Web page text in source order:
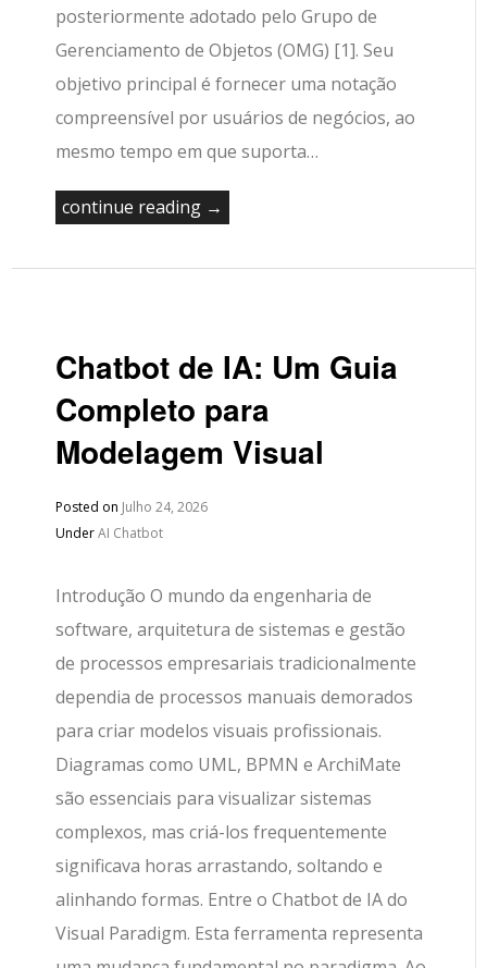
posteriormente adotado pelo Grupo de
Gerenciamento de Objetos (OMG) [1]. Seu
objetivo principal é fornecer uma notação
compreensível por usuários de negócios, ao
mesmo tempo em que suporta…
continue reading →
Chatbot de IA: Um Guia
Completo para
Modelagem Visual
Posted on Julho 24, 2026
UnderAI Chatbot
Introdução O mundo da engenharia de
software, arquitetura de sistemas e gestão
de processos empresariais tradicionalmente
dependia de processos manuais demorados
para criar modelos visuais profissionais.
Diagramas como UML, BPMN e ArchiMate
são essenciais para visualizar sistemas
complexos, mas criá-los frequentemente
significava horas arrastando, soltando e
alinhando formas. Entre o Chatbot de IA do
Visual Paradigm. Esta ferramenta representa